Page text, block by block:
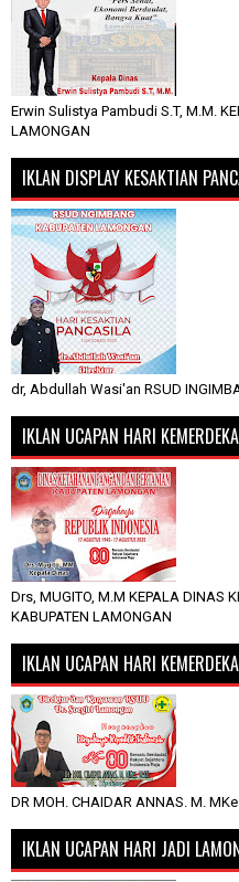
Erwin Sulistya Pambudi S.T, M.M.
LAMONGAN
IKLAN DISPLAY KESAKTIAN
dr, Abdullah Wasi'an RSUD
IKLAN UCAPAN HARI
Drs, MUGITO, M.M KEPALA DINAS
KABUPATEN LAMONGAN
IKLAN UCAPAN HARI
DR MOH. CHAIDAR ANNAS. M.
IKLAN UCAPAN HARI JADI